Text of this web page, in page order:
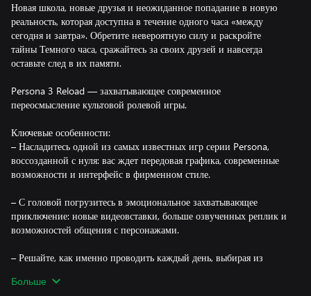
Новая школа, новые друзья и неожиданное попадание в новую
реальность, которая доступна в течение одного часа «между
сегодня и завтра». Обретите невероятную силу и раскройте
тайны Темного часа, сражайтесь за своих друзей и навсегда
оставьте след в их памяти.
Persona 3 Reload — захватывающее современное
переосмысление культовой ролевой игры.
Ключевые особенности:
– Насладитесь одной из самых известных игр серии Persona,
воссозданной с нуля: вас ждет передовая графика, современные
возможности и интерфейс в фирменном стиле.
– С головой погрузитесь в эмоциональное захватывающее
приключение: новые видеовставки, больше озвученных реплик и
возможностей общения с персонажами.
– Решайте, как именно проводить каждый день, выбирая из
до выстраивания отношений с любимыми персонажами.
Больше